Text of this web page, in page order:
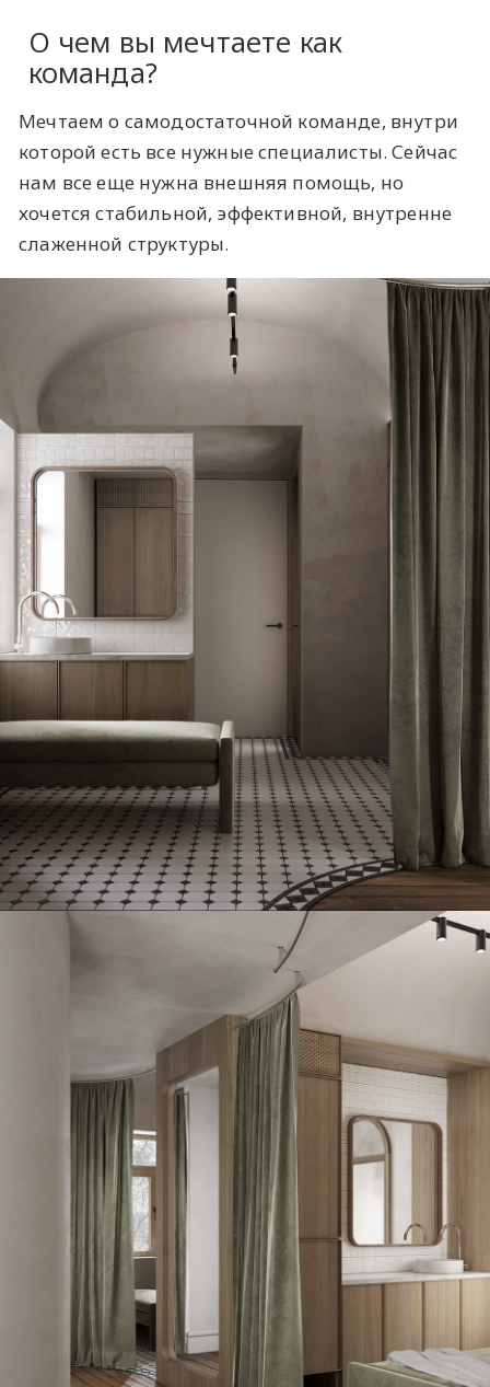
О чем вы мечтаете как
команда?
Мечтаем о самодостаточной команде, внутри
которой есть все нужные специалисты. Сейчас
нам все еще нужна внешняя помощь, но
хочется стабильной, эффективной, внутренне
слаженной структуры.